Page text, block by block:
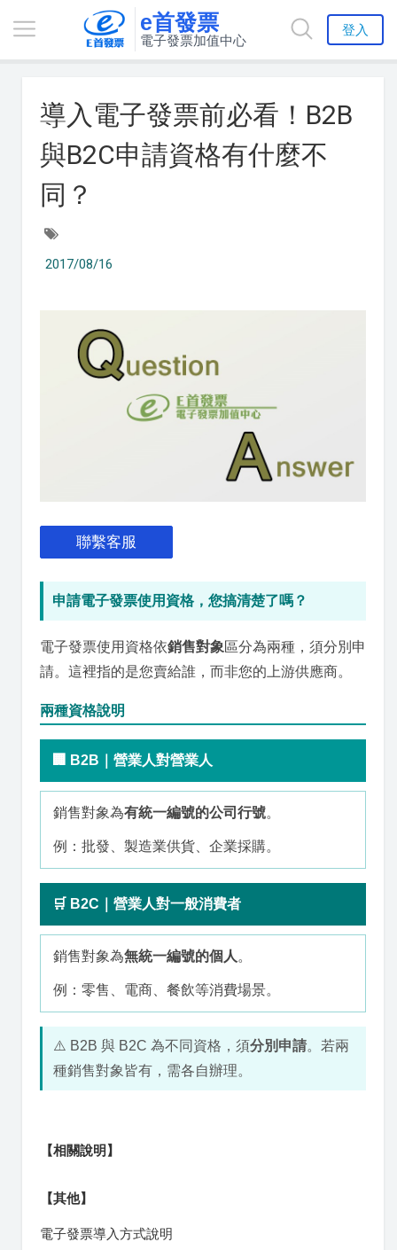
e首發票
電子發票加值中心
登入
導入電子發票前必看！B2B
與B2C申請資格有什麼不
同？
2017/08/16
聯繫客服
申請電子發票使用資格，您搞清楚了嗎？
電子發票使用資格依銷售對象區分為兩種，須分別申
請。這裡指的是您賣給誰，而非您的上游供應商。
兩種資格說明
🏢 B2B｜營業人對營業人
銷售對象為有統一編號的公司行號。
例：批發、製造業供貨、企業採購。
🛒 B2C｜營業人對一般消費者
銷售對象為無統一編號的個人。
例：零售、電商、餐飲等消費場景。
⚠️ B2B 與 B2C 為不同資格，須分別申請。若兩
種銷售對象皆有，需各自辦理。
【相關說明】
【其他】
電子發票導入方式說明